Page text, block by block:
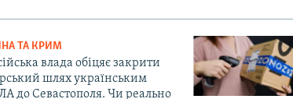
ТА КРИМ
влада обіцяє закрити
шлях українським
до Севастополя. Чи реально